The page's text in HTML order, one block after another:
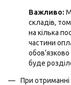
Важливо:
складів,
на кілька
частини
буде
При